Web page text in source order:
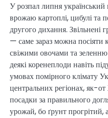
У розпал липня український
врожаю картоплі, цибулі та
другого дихання. Звільнені
— саме зараз можна посіяти
свіжими овочами та
деякі коренеплоди навіть
умовах помірного клімату
центральних регіонах, як-
посадки за правильного
урожай, бо ґрунт прогрітий,